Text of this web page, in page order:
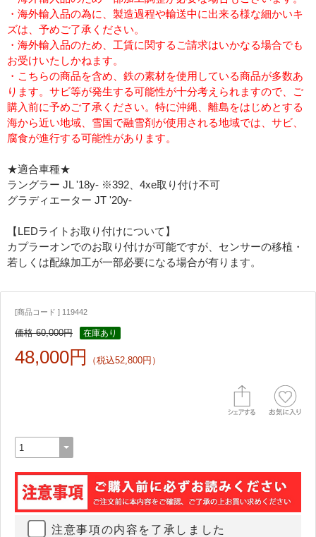
・海外輸入品の為に、製造過程や輸送中に出来る様な細かいキ
ズは、予めご了承ください。
・海外輸入品のため、工賃に関するご請求はいかなる場合でも
お受けいたしかねます。
・こちらの商品を含め、鉄の素材を使用している商品が多数あ
ります。サビ等が発生する可能性が十分考えられますので、ご
購入前に予めご了承ください。特に沖縄、離島をはじめとする
海から近い地域、雪国で融雪剤が使用される地域では、サビ、
腐食が進行する可能性があります。
★適合車種★
ラングラー JL '18y- ※392、4xe取り付け不可
グラディエーター JT '20y-
【LEDライトお取り付けについて】
カプラーオンでのお取り付けが可能ですが、センサーの移植・
若しくは配線加工が一部必要になる場合が有ります。
[商品コード ] 119442
価格 60,000円 在庫あり
48,000円 （税込52,800円）
注意事項の内容を了承しました